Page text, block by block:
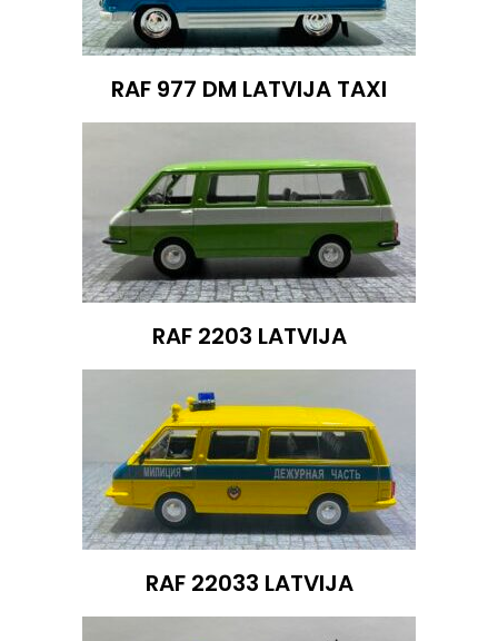
RAF 977 DM LATVIJA TAXI
RAF 2203 LATVIJA
RAF 22033 LATVIJA